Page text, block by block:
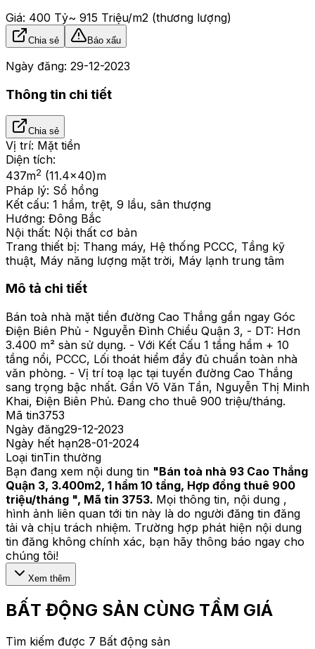
Giá: 400 Tỷ~ 915 Triệu/m2 (thương lượng)
Chia sẻ Báo xấu
Ngày đăng: 29-12-2023
Thông tin chi tiết
Chia sẻ
Vị trí: Mặt tiền
Diện tích:
437m2 (11.4x40)m
Pháp lý: Sổ hồng
Kết cấu: 1 hầm, trệt, 9 lầu, sân thượng
Hướng: Đông Bắc
Nội thất: Nội thất cơ bản
Trang thiết bị: Thang máy, Hệ thống PCCC, Tầng kỹ
thuật, Máy năng lượng mặt trời, Máy lạnh trung tâm
Mô tả chi tiết
Bán toà nhà mặt tiền đường Cao Thắng gần ngay Góc
Điện Biên Phủ - Nguyễn Đình Chiểu Quận 3, - DT: Hơn
3.400 m² sàn sử dụng. - Với Kết Cấu 1 tầng hầm + 10
tầng nổi, PCCC, Lối thoát hiểm đầy đủ chuẩn toàn nhà
văn phòng. - Vị trí toạ lạc tại tuyến đường Cao Thắng
sang trọng bậc nhất. Gần Võ Văn Tần, Nguyễn Thị Minh
Khai, Điện Biên Phủ. Đang cho thuê 900 triệu/tháng.
Mã tin3753
Ngày đăng29-12-2023
Ngày hết hạn28-01-2024
Loại tinTin thường
Bạn đang xem nội dung tin "Bán toà nhà 93 Cao Thắng
Quận 3, 3.400m2, 1 hầm 10 tầng, Hợp đồng thuê 900
triệu/tháng ", Mã tin 3753. Mọi thông tin, nội dung ,
hình ảnh liên quan tới tin này là do người đăng tin đăng
tải và chịu trách nhiệm. Trường hợp phát hiện nội dung
tin đăng không chính xác, bạn hãy thông báo ngay cho
chúng tôi!
Xem thêm
BẤT ĐỘNG SẢN CÙNG TẦM GIÁ
Tìm kiếm được 7 Bất động sản